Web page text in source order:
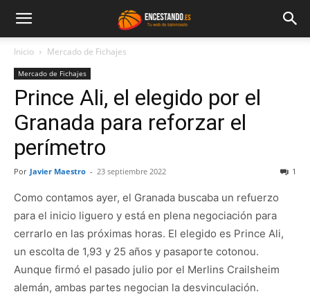
Inicio Mercado de Fichajes
Mercado de Fichajes
Prince Ali, el elegido por el
Granada para reforzar el
perímetro
Por Javier Maestro - 23 septiembre 2022 1
Como contamos ayer, el Granada buscaba un refuerzo
para el inicio liguero y está en plena negociación para
cerrarlo en las próximas horas. El elegido es Prince Ali,
un escolta de 1,93 y 25 años y pasaporte cotonou.
Aunque firmó el pasado julio por el Merlins Crailsheim
alemán, ambas partes negocian la desvinculación.